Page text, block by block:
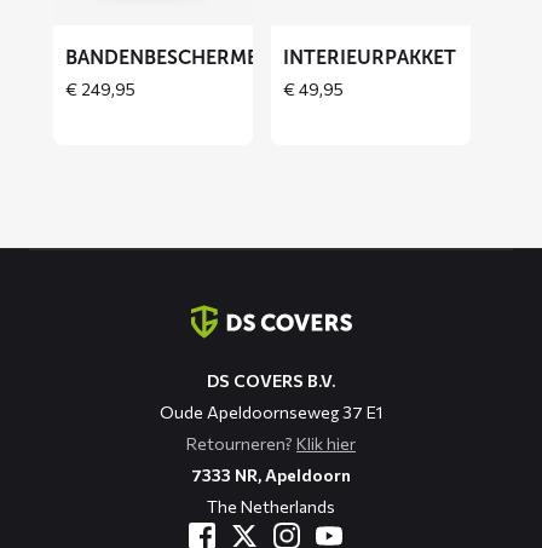
BANDENBESCHERMERS
€ 249,95
INTERIEURPAKKET
€49,95
DS COVERS B.V.
Oude Apeldoornseweg 37 E1
Retourneren? Klik hier
7333 NR, Apeldoorn
The Netherlands